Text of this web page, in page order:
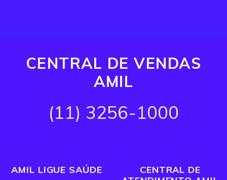
CENTRAL DE VENDAS
AMIL
(11) 3256-1000
AMIL LIGUE SAÚDE
CENTRAL DE